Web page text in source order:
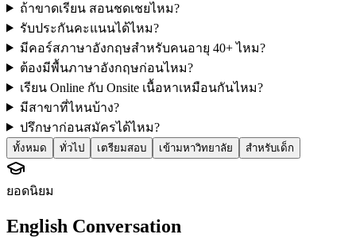
ถ้าขาดเรียน สอนชดเชยไหม?
รับประกันคะแนนได้ไหม?
มีคอร์สภาษาอังกฤษสำหรับคนอายุ 40+ ไหม?
ต้องมีพื้นภาษาอังกฤษก่อนไหม?
เรียน Online กับ Onsite เนื้อหาเหมือนกันไหม?
มีสาขาที่ไหนบ้าง?
ปรึกษาก่อนสมัครได้ไหม?
ทั้งหมด ทั่วไป เตรียมสอบ เข้ามหาวิทยาลัย สำหรับเด็ก
ยอดนิยม
English Conversation